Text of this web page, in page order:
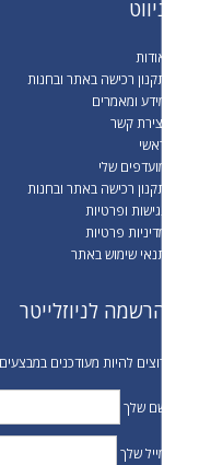
רכישה באתר ובחנות
ומאמרים
קשר
שלי
רכישה באתר ובחנות
ופרטיות
פרטיות
שימוש באתר
לניוזלייטר
להיות מעודכנים במבצעים
שלך
שלך